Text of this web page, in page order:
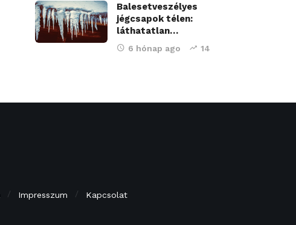
Balesetveszélyes
jégcsapok télen:
láthatatlan…
6 hónap ago 14
Impresszum Kapcsolat